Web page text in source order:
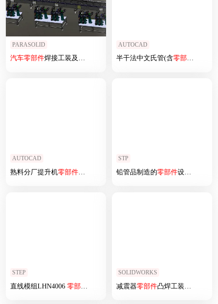
PARASOLID
汽车零部件焊接工装及自动化方案
AUTOCAD
半干法中文氏管(含零部件
AUTOCAD
熟料分厂提升机零部件多图
STP
铅管品制造的零部件设计图纸
STEP
直线模组LHN4006 零部件
SOLIDWORKS
减震器零部件凸焊工装整体